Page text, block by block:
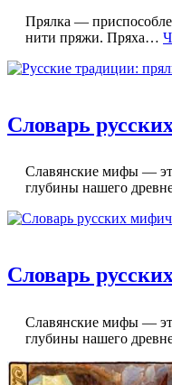
Прялка —
нити пряжи. Пряха…
Словарь
Славянские мифы —
глубины нашего
Словарь
Славянские мифы —
глубины нашего